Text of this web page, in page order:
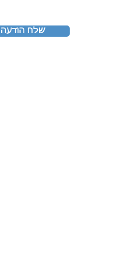
שלח הודעה